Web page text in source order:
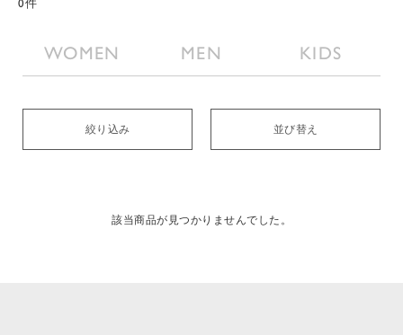
0件
WOMEN MEN KIDS
絞り込み 並び替え
該当商品が見つかりませんでした。